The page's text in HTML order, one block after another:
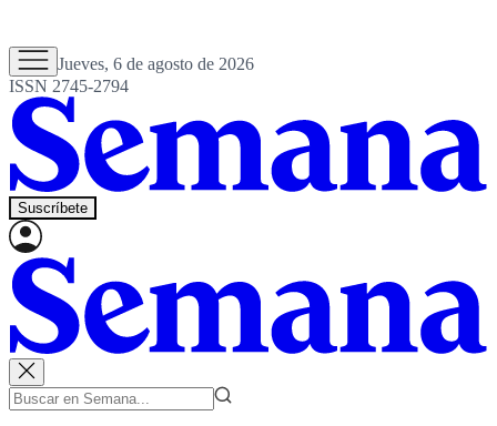
Jueves, 6 de agosto de 2026
ISSN 2745-2794
Suscríbete